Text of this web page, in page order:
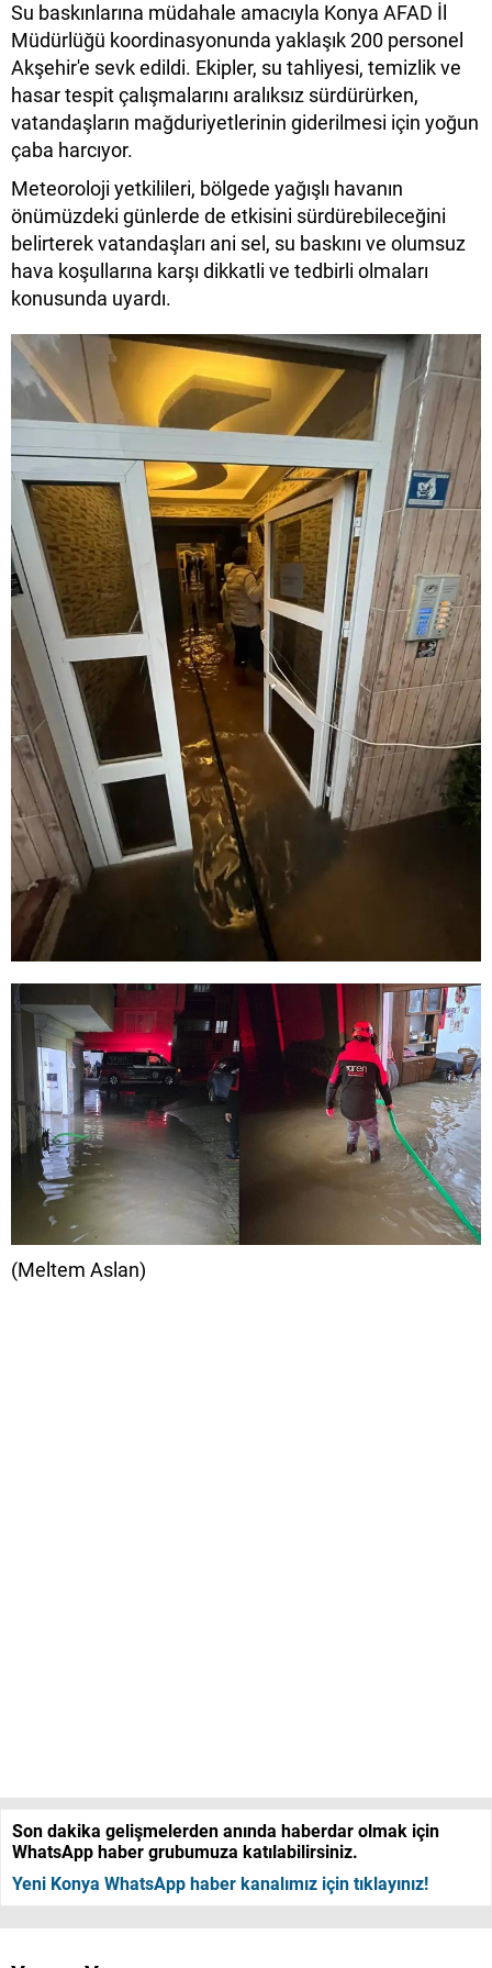
Su baskınlarına müdahale amacıyla Konya AFAD İl
Müdürlüğü koordinasyonunda yaklaşık 200 personel
Akşehir'e sevk edildi. Ekipler, su tahliyesi, temizlik ve
hasar tespit çalışmalarını aralıksız sürdürürken,
vatandaşların mağduriyetlerinin giderilmesi için yoğun
çaba harcıyor.
Meteoroloji yetkilileri, bölgede yağışlı havanın
önümüzdeki günlerde de etkisini sürdürebileceğini
belirterek vatandaşları ani sel, su baskını ve olumsuz
hava koşullarına karşı dikkatli ve tedbirli olmaları
konusunda uyardı.
(Meltem Aslan)
Son dakika gelişmelerden anında haberdar olmak için
WhatsApp haber grubumuza katılabilirsiniz.
Yeni Konya WhatsApp haber kanalımız için tıklayınız!